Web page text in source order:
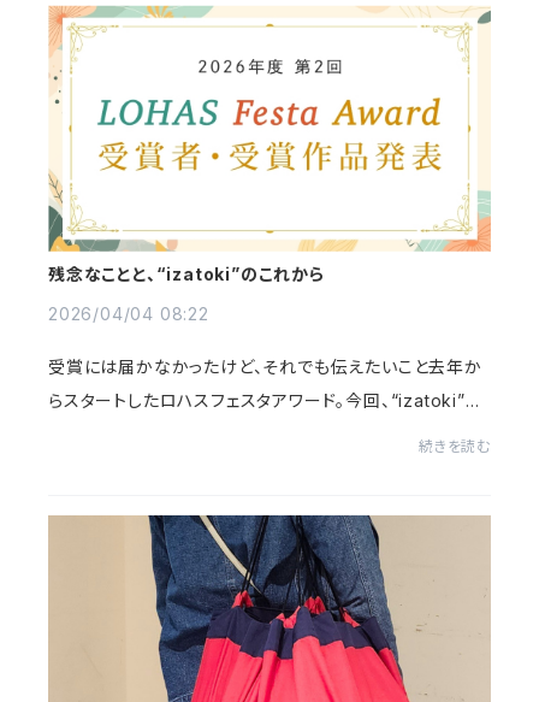
残念なことと、“izatoki”のこれから
2026/04/04 08:22
受賞には届かなかったけど、それでも伝えたいこと去年か
らスタートしたロハスフェスタアワード。今回、“izatoki”が
続きを読む